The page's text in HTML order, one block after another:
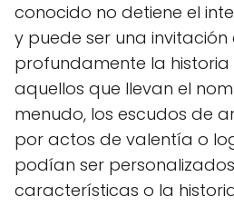
conocido no detiene el
y puede ser una
profundamente la
aquellos que llevan el
menudo, los escudos de
por actos de valentía o
podían ser
características o la